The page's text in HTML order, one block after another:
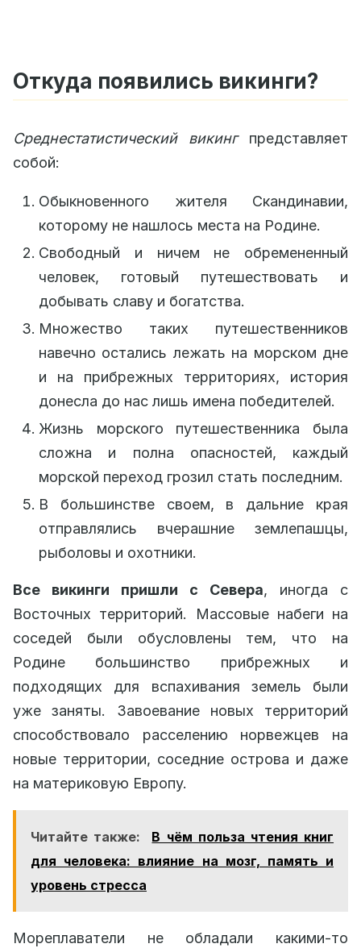
Откуда появились викинги?
Среднестатистический викингпредставляет
собой:
Обыкновенного жителя Скандинавии,
которому не нашлось места на Родине.
Свободный и ничем не обремененный
человек, готовый путешествовать и
добывать славу и богатства.
Множество таких путешественников
навечно остались лежать на морском дне
и на прибрежных территориях, история
донесла до нас лишь имена победителей.
Жизнь морского путешественника была
сложна и полна опасностей, каждый
морской переход грозил стать последним.
В большинстве своем, в дальние края
отправлялись вчерашние землепашцы,
рыболовы и охотники.
Все викинги пришли с Севера, иногда с
Восточных территорий. Массовые набеги на
соседей были обусловлены тем, что на
Родине большинство прибрежных и
подходящих для вспахивания земель были
уже заняты. Завоевание новых территорий
способствовало расселению норвежцев на
новые территории, соседние острова и даже
на материковую Европу.
Читайте также:
В чём польза чтения книг
для человека: влияние на мозг, память и
уровень стресса
Мореплаватели не обладали какими-то